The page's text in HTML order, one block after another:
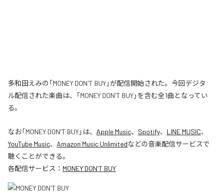
多和田えみの「MONEY DON'T BUY」が配信開始された。今回デジタ
ル配信された楽曲は、「MONEY DON'T BUY」を含む全1曲となってい
る。
なお「MONEY DON'T BUY」は、 Apple Music、 Spotify、 LINE MUSIC、
YouTube Music、 Amazon Music Unlimitedなどの音楽配信サービスで
聴くことができる。
各配信サービス： MONEY DON'T BUY